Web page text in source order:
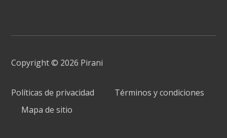
Copyright © 2026 Pirani
Políticas de privacidad
Términos y condiciones
Mapa de sitio